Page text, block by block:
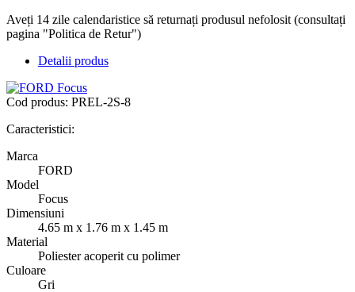
Aveți 14 zile calendaristice să returnați produsul nefolosit (consultați
pagina "Politica de Retur")
Detalii produs
Cod produs: PREL-2S-8
Caracteristici:
Marca
FORD
Model
Focus
Dimensiuni
4.65 m x 1.76 m x 1.45 m
Material
Poliester acoperit cu polimer
Culoare
Gri